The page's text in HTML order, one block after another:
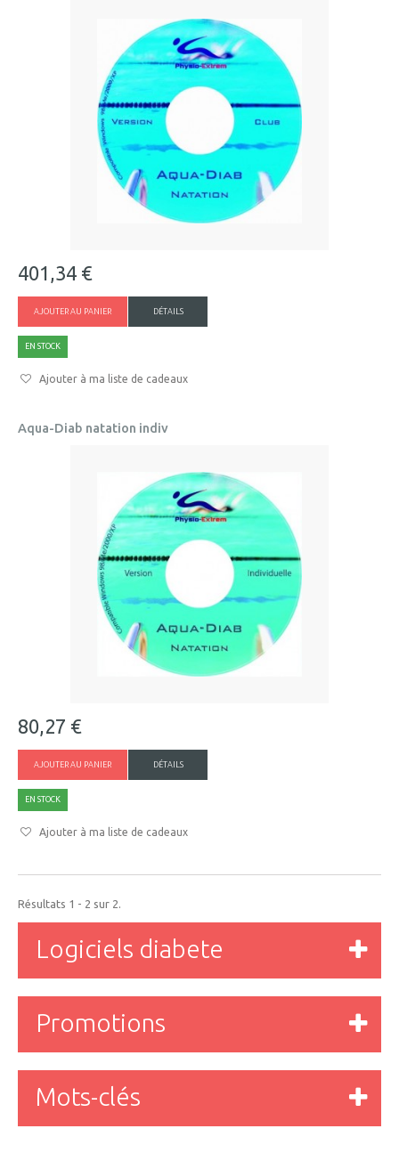
401,34 €
AJOUTER AU PANIER DÉTAILS
EN STOCK
Ajouter à ma liste de cadeaux
Aqua-Diab natation indiv
80,27 €
AJOUTER AU PANIER DÉTAILS
EN STOCK
Ajouter à ma liste de cadeaux
Résultats 1 - 2 sur 2.
Logiciels diabete
Promotions
Mots-clés